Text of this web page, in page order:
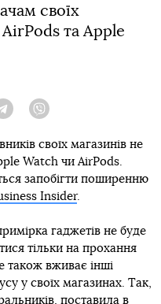
своїх
та Apple
Telegram
своїх магазинів не
Watch чи AirPods.
запобігти поширенню
Insider.
гаджетів не буде
тільки на прохання
також вживає інші
у своїх магазинах. Так,
поставила в